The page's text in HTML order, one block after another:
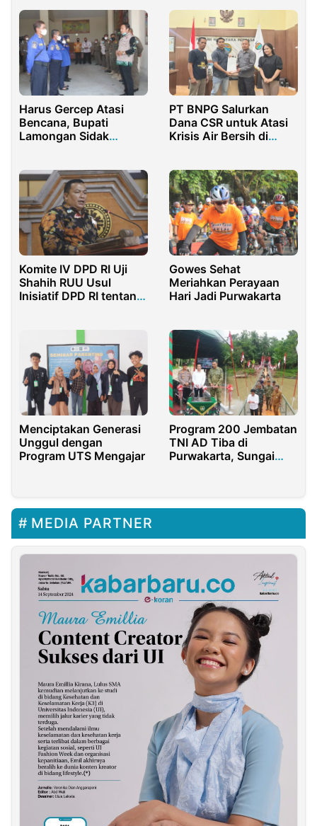
Harus Gercep Atasi
Bencana, Bupati
Lamongan Sidak
PT BNPG Salurkan
Dana CSR untuk Atasi
Krisis Air Bersih di
Komite IV DPD RI Uji
Shahih RUU Usul
Inisiatif DPD RI tentang
Gowes Sehat
Meriahkan Perayaan
Hari Jadi Purwakarta
Menciptakan Generasi
Unggul dengan
Program UTS Mengajar
Program 200 Jembatan
TNI AD Tiba di
Purwakarta, Sungai
MEDIA PARTNER